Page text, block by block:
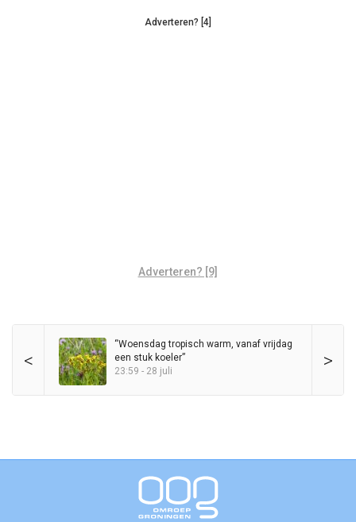
Adverteren? [4]
Adverteren? [9]
< >
“Woensdag tropisch warm, vanaf vrijdag
een stuk koeler”
23:59 - 28 juli